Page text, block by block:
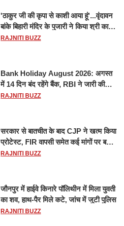
'ठाकुर जी की कृपा से काशी आया हूं'...वृंदावन
बांके बिहारी मंदिर के पुजारी ने किया श्री काशी
विश्वनाथ का जलाभिषेक
RAJNITI BUZZ
Bank Holiday August 2026: अगस्त
में 14 दिन बंद रहेंगे बैंक, RBI ने जारी की
छुट्टियों की लिस्ट​​​​​​​
RAJNITI BUZZ
सरकार से बातचीत के बाद CJP ने खत्म किया
प्रोटेस्ट, FIR वापसी समेत कई मांगों पर बनी
सहमति
RAJNITI BUZZ
जौनपुर में हाईवे किनारे पॉलिथीन में मिला युवती
का शव, हाथ-पैर मिले कटे, जांच में जुटी पुलिस
RAJNITI BUZZ